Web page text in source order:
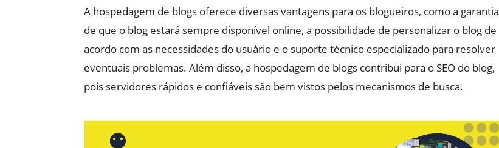
A hospedagem de blogs oferece diversas vantagens para os blogueiros, como a garantia
de que o blog estará sempre disponível online, a possibilidade de personalizar o blog de
acordo com as necessidades do usuário e o suporte técnico especializado para resolver
eventuais problemas. Além disso, a hospedagem de blogs contribui para o SEO do blog,
pois servidores rápidos e confiáveis são bem vistos pelos mecanismos de busca.